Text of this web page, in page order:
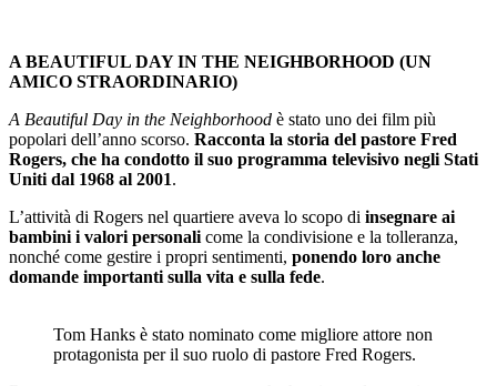
A BEAUTIFUL DAY IN THE NEIGHBORHOOD (UN
AMICO STRAORDINARIO)
A Beautiful Day in the Neighborhood è stato uno dei film più
popolari dell’anno scorso. Racconta la storia del pastore Fred
Rogers, che ha condotto il suo programma televisivo negli Stati
Uniti dal 1968 al 2001.
L’attività di Rogers nel quartiere aveva lo scopo di insegnare ai
bambini i valori personali come la condivisione e la tolleranza,
nonché come gestire i propri sentimenti, ponendo loro anche
domande importanti sulla vita e sulla fede.
Tom Hanks è stato nominato come migliore attore non
protagonista per il suo ruolo di pastore Fred Rogers.